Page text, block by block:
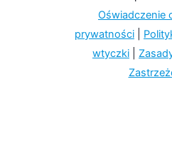
Oświadczenie
prywatności
wtyczki